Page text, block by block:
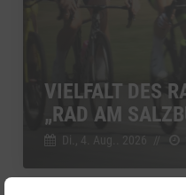
VIELFALT DES
„RAD AM
Di., 4. Aug.. 2026 //